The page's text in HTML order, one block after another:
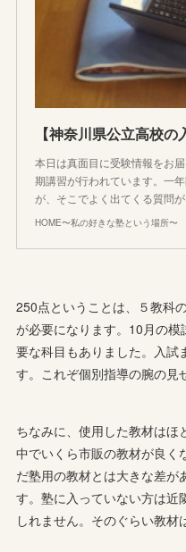
本日は真面目に受験情報をお
期講習が行われています。一
が、そこでよく出てくる質問
HOME〜私の好きな塾という場所〜
250点ということは、５教科
が必要になります。10月の
要な科目もありました。入試
す。これぞ個別指導の腕の見
ちなみに、使用した教材は
中でいくら市販の教材が良く
だ塾用の教材とは大きな差が
す。塾に入っていない方は近
しれません。そのぐらい教材